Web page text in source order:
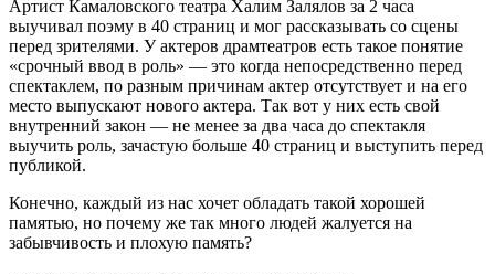
Артист Камаловского театра Халим Залялов за 2 часа
выучивал поэму в 40 страниц и мог рассказывать со сцены
перед зрителями. У актеров драмтеатров есть такое понятие
«срочный ввод в роль» — это когда непосредственно перед
спектаклем, по разным причинам актер отсутствует и на его
место выпускают нового актера. Так вот у них есть свой
внутренний закон — не менее за два часа до спектакля
выучить роль, зачастую больше 40 страниц и выступить перед
публикой.
Конечно, каждый из нас хочет обладать такой ​​хорошей
памятью, но почему же так много людей жалуется на
забывчивость и плохую память?